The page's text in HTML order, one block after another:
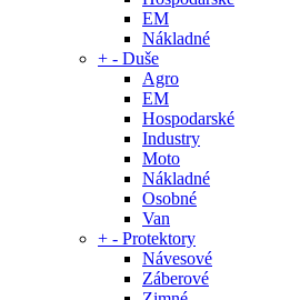
EM
Nákladné
+ - Duše
Agro
EM
Hospodarské
Industry
Moto
Nákladné
Osobné
Van
+ - Protektory
Návesové
Záberové